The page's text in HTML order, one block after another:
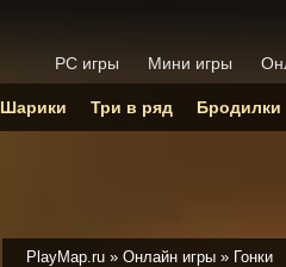
PlayMap.ru » Онлайн игры » Гонки
PC игры Мини игры
Шарики Три в ряд Бродилки